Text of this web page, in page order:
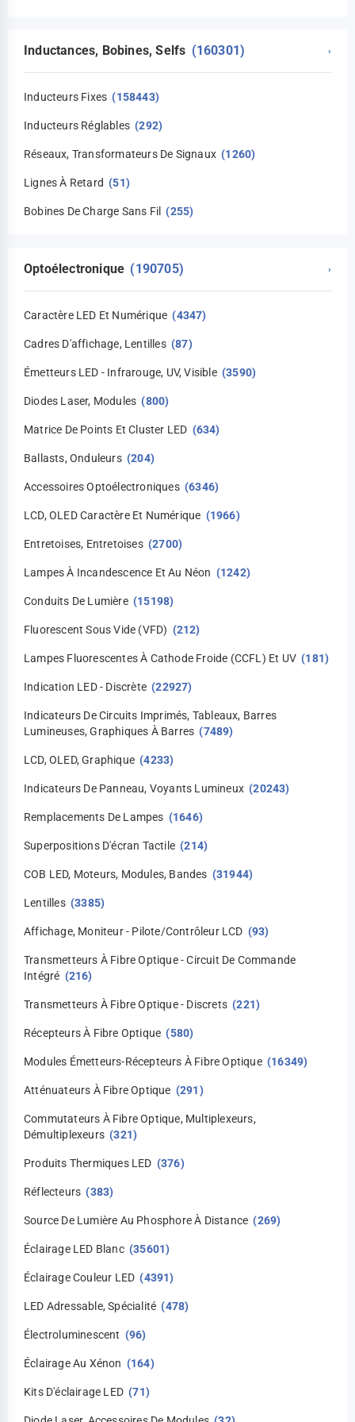
Inductances, Bobines, Selfs (160301) ›
Inducteurs Fixes (158443)
Inducteurs Réglables (292)
Réseaux, Transformateurs De Signaux (1260)
Lignes À Retard (51)
Bobines De Charge Sans Fil (255)
Optoélectronique (190705) ›
Caractère LED Et Numérique (4347)
Cadres D'affichage, Lentilles (87)
Émetteurs LED - Infrarouge, UV, Visible (3590)
Diodes Laser, Modules (800)
Matrice De Points Et Cluster LED (634)
Ballasts, Onduleurs (204)
Accessoires Optoélectroniques (6346)
LCD, OLED Caractère Et Numérique (1966)
Entretoises, Entretoises (2700)
Lampes À Incandescence Et Au Néon (1242)
Conduits De Lumière (15198)
Fluorescent Sous Vide (VFD) (212)
Lampes Fluorescentes À Cathode Froide (CCFL) Et UV (181)
Indication LED - Discrète (22927)
Indicateurs De Circuits Imprimés, Tableaux, Barres
Lumineuses, Graphiques À Barres (7489)
LCD, OLED, Graphique (4233)
Indicateurs De Panneau, Voyants Lumineux (20243)
Remplacements De Lampes (1646)
Superpositions D'écran Tactile (214)
COB LED, Moteurs, Modules, Bandes (31944)
Lentilles (3385)
Affichage, Moniteur - Pilote/contrôleur LCD (93)
Transmetteurs À Fibre Optique - Circuit De Commande
Intégré (216)
Transmetteurs À Fibre Optique - Discrets (221)
Récepteurs À Fibre Optique (580)
Modules Émetteurs-Récepteurs À Fibre Optique (16349)
Atténuateurs À Fibre Optique (291)
Commutateurs À Fibre Optique, Multiplexeurs,
Démultiplexeurs (321)
Produits Thermiques LED (376)
Réflecteurs (383)
Source De Lumière Au Phosphore À Distance (269)
Éclairage LED Blanc (35601)
Éclairage Couleur LED (4391)
LED Adressable, Spécialité (478)
Électroluminescent (96)
Éclairage Au Xénon (164)
Kits D'éclairage LED (71)